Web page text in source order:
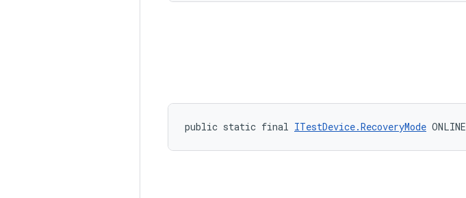
public static final ITestDevice.RecoveryMode ONLINE